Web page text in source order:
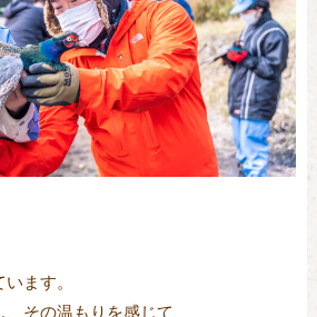
ます。
その温もりを感じて、